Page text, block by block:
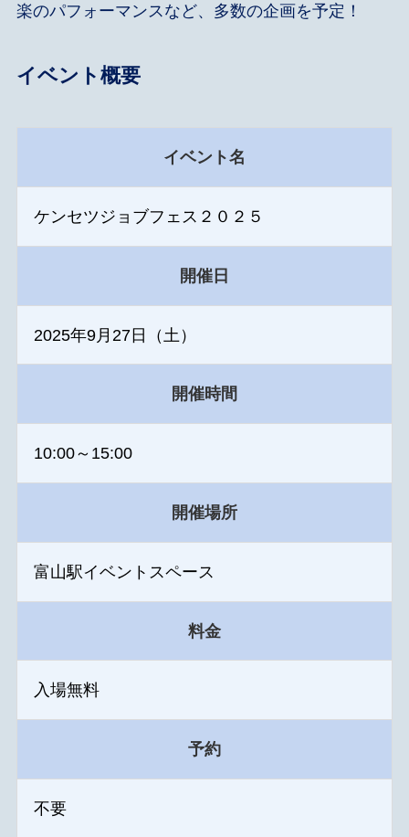
楽のパフォーマンスなど、多数の企画を予定！
イベント概要
イベント名
ケンセツジョブフェス２０２５
開催日
2025年9月27日（土）
開催時間
10:00～15:00
開催場所
富山駅イベントスペース
料金
入場無料
予約
不要